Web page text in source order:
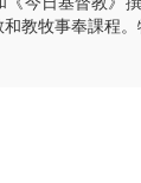
教牧事奉課程。